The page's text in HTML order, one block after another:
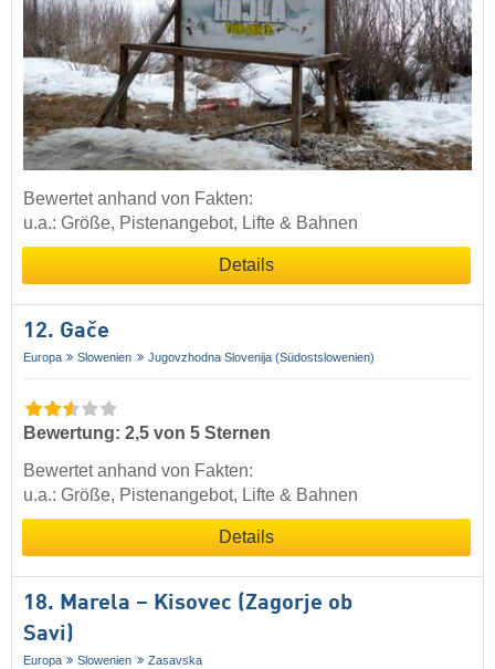
Bewertet anhand von Fakten:
u.a.: Größe, Pistenangebot, Lifte & Bahnen
Details
12. Gače
Europa Slowenien Jugovzhodna Slovenija (Südostslowenien)
Bewertung: 2,5 von 5 Sternen
Bewertet anhand von Fakten:
u.a.: Größe, Pistenangebot, Lifte & Bahnen
Details
18. Marela – Kisovec (Zagorje ob
Savi)
Europa Slowenien Zasavska